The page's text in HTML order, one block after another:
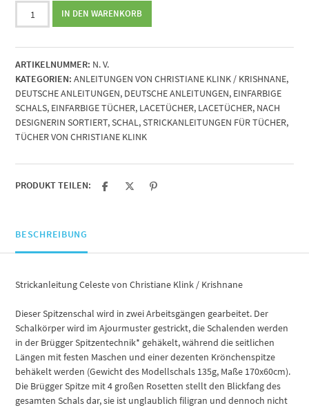
Strickanleitung
Celeste
Christiane
Klink
/
Krishnane
Menge
IN DEN WARENKORB
ARTIKELNUMMER: N. V.
KATEGORIEN: ANLEITUNGEN VON CHRISTIANE KLINK / KRISHNANE,
DEUTSCHE ANLEITUNGEN, DEUTSCHE ANLEITUNGEN, EINFARBIGE
SCHALS, EINFARBIGE TÜCHER, LACETÜCHER, LACETÜCHER, NACH
DESIGNERIN SORTIERT,SCHAL,STRICKANLEITUNGEN FÜR TÜCHER,
TÜCHER VON CHRISTIANE KLINK
PRODUKT TEILEN:
BESCHREIBUNG
Strickanleitung Celeste von Christiane Klink / Krishnane
Dieser Spitzenschal wird in zwei Arbeitsgängen gearbeitet. Der
Schalkörper wird im Ajourmuster gestrickt, die Schalenden werden
in der Brügger Spitzentechnik* gehäkelt, während die seitlichen
Längen mit festen Maschen und einer dezenten Krönchenspitze
behäkelt werden (Gewicht des Modellschals 135g, Maße 170x60cm).
Die Brügger Spitze mit 4 großen Rosetten stellt den Blickfang des
gesamten Schals dar, sie ist unglaublich filigran und dennoch nicht